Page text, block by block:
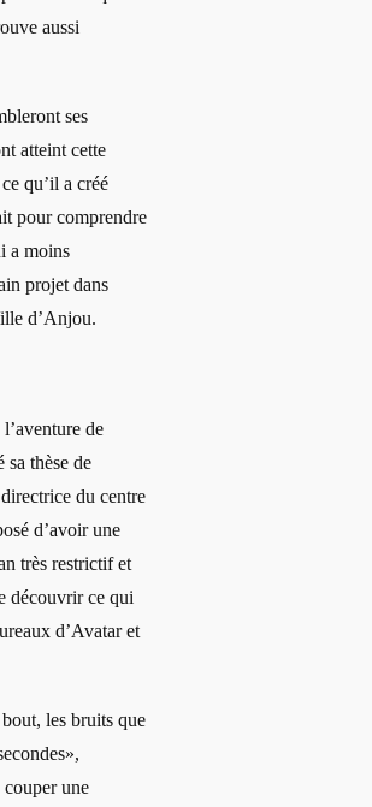
aussi
ses
atteint cette
qu’il a créé
pour comprendre
a moins
projet dans
d’Anjou.
de
sa thèse de
du centre
d’avoir une
très restrictif et
découvrir ce qui
d’Avatar et
les bruits que
couper une